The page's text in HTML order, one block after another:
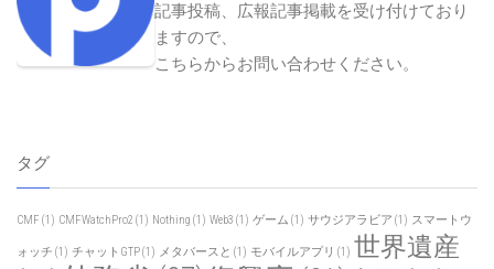
記事投稿、広報記事掲載を受け付けており
ますので、
こちらからお問い合わせください。
タグ
CMF (1) CMFWatchPro2 (1) Nothing (1) Web3 (1) ゲーム (1) サウジアラビア (1) スマートウ
ォッチ (1) チャットGTP(1) メタバースと (1) モバイルアプリ (1) 世界遺産